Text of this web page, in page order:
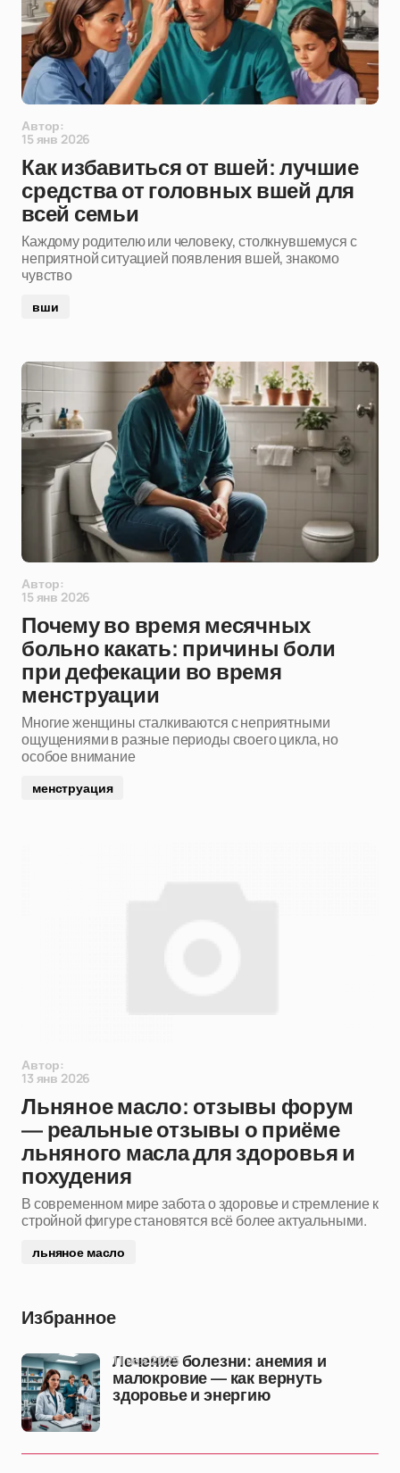
Автор:
15 янв 2026
Как избавиться от вшей: лучшие
средства от головных вшей для
всей семьи
Каждому родителю или человеку, столкнувшемуся с
неприятной ситуацией появления вшей, знакомо
чувство
вши
Автор:
15 янв 2026
Почему во время месячных
больно какать: причины боли
при дефекации во время
менструации
Многие женщины сталкиваются с неприятными
ощущениями в разные периоды своего цикла, но
особое внимание
менструация
Автор:
13 янв 2026
Льняное масло: отзывы форум
— реальные отзывы о приёме
льняного масла для здоровья и
похудения
В современном мире забота о здоровье и стремление к
стройной фигуре становятся всё более актуальными.
льняное масло
Избранное
Лечение болезни: анемия и
малокровие — как вернуть
здоровье и энергию
11 ноя 2025